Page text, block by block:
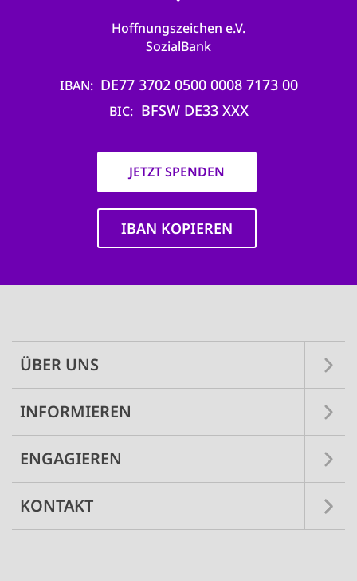
Hoffnungszeichen e.V.
SozialBank
IBAN DE77 3702 0500 0008 7173 00
BIC BFSW DE33 XXX
JETZT SPENDEN
IBAN KOPIEREN
ÜBER UNS
INFORMIEREN
ENGAGIEREN
KONTAKT